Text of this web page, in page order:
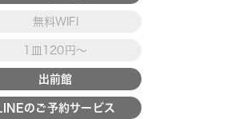
無料WIFI
1皿120円～
出前館
LINEのご予約サービス